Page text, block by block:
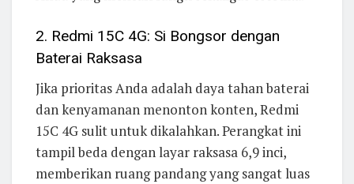
2. Redmi 15C 4G: Si Bongsor dengan
Baterai Raksasa
Jika prioritas Anda adalah daya tahan baterai
dan kenyamanan menonton konten, Redmi
15C 4G sulit untuk dikalahkan. Perangkat ini
tampil beda dengan layar raksasa 6,9 inci,
memberikan ruang pandang yang sangat luas